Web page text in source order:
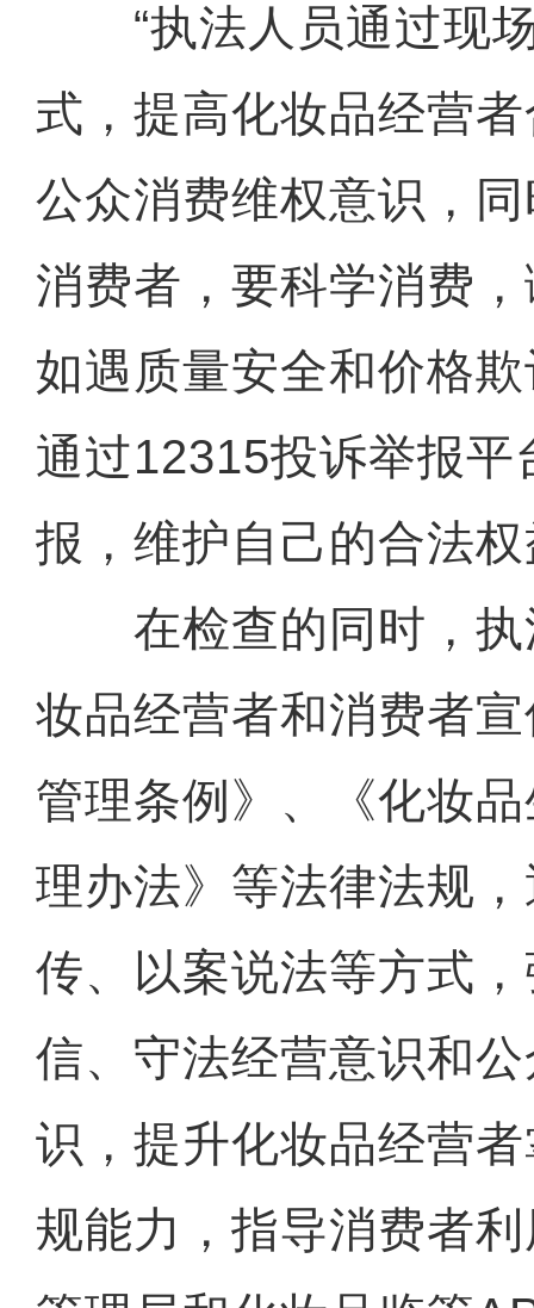
“执法人员通过现场
式，提高化妆品经营
公众消费维权意识，
消费者，要科学消费
如遇质量安全和价格
通过12315投诉举报平
报，维护自己的合法权
在检查的同时，执
妆品经营者和消费者
管理条例》、《化妆
理办法》等法律法规
传、以案说法等方式
信、守法经营意识和
识，提升化妆品经营
规能力，指导消费者